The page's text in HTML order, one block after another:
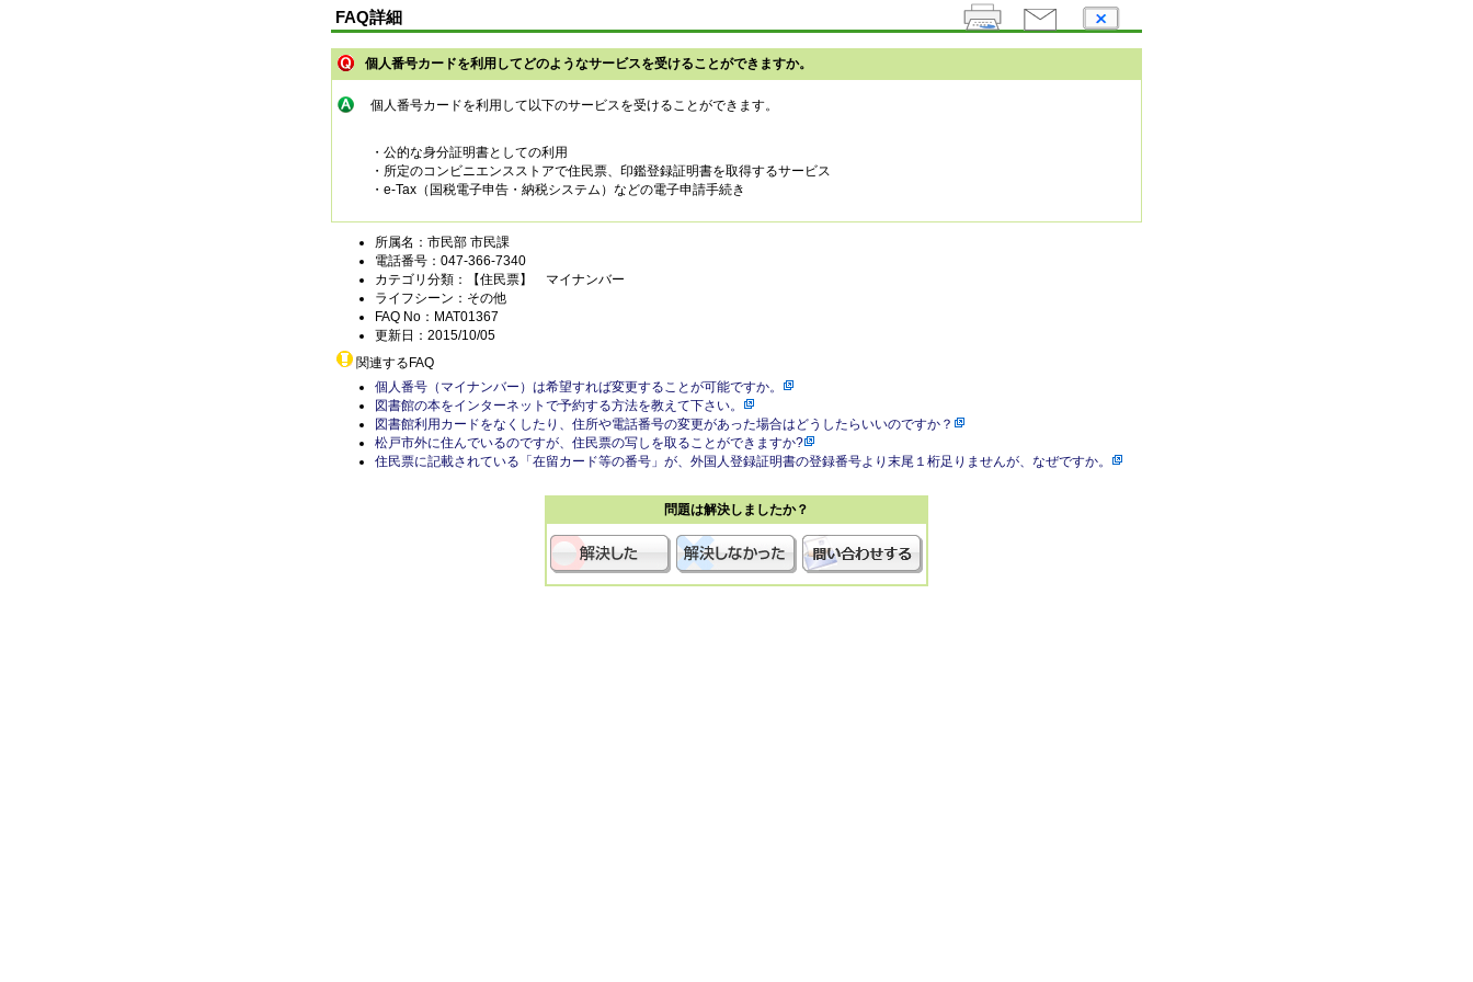
FAQ詳細
個人番号カードを利用してどのようなサービスを受けることができますか。
個人番号カードを利用して以下のサービスを受けることができます。
・公的な身分証明書としての利用
・所定のコンビニエンスストアで住民票、印鑑登録証明書を取得するサービス
・e-Tax（国税電子申告・納税システム）などの電子申請手続き
所属名：市民部 市民課
電話番号：047-366-7340
カテゴリ分類：【住民票】 マイナンバー
ライフシーン：その他
FAQ No：MAT01367
更新日：2015/10/05
関連するFAQ
個人番号（マイナンバー）は希望すれば変更することが可能ですか。
図書館の本をインターネットで予約する方法を教えて下さい。
図書館利用カードをなくしたり、住所や電話番号の変更があった場合はどうしたらいいのですか？
松戸市外に住んでいるのですが、住民票の写しを取ることができますか?
住民票に記載されている「在留カード等の番号」が、外国人登録証明書の登録番号より末尾１桁足りませんが、なぜですか。
問題は解決しましたか？